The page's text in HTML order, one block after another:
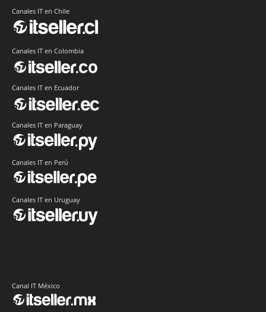
Canales IT en Chile
Canales IT en Colombia
Canales IT en Ecuador
Canales IT en Paraguay
Canales IT en Perú
Canales IT en Uruguay
Canal IT México